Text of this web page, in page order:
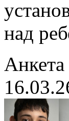
над
Анкета